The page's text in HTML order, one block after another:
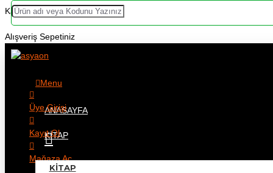
Kategoriler
Alışveriş Sepetiniz
Menu
ANASAYFA
KITAP
KITAP
Üye Girişi
Kayıt Ol
Mağaza Aç